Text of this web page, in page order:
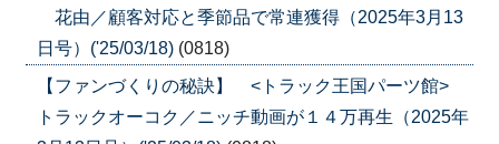
花由／顧客対応と季節品で常連獲得（2025年3月13
日号）('25/03/18) (0818)
【ファンづくりの秘訣】 <トラック王国パーツ館>
トラックオーコク／ニッチ動画が１４万再生（2025年